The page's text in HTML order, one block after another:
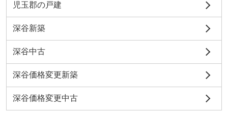
児玉郡の戸建
深谷新築
深谷中古
深谷価格変更新築
深谷価格変更中古